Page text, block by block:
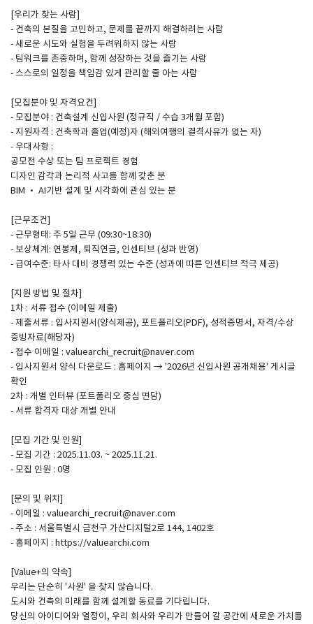
공지사항
기사문의
광고문의
Contact
[우리가 찾는 사람]
- 건축의 본질을 고민하고, 문제를 끝까지 해결하려는 사람
- 새로운 시도와 실험을 두려워하지 않는 사람
- 팀워크를 존중하며, 함께 성장하는 것을 즐기는 사람
- 스스로의 일정을 책임감 있게 관리할 줄 아는 사람
[모집분야 및 자격요건]
- 모집분야 : 건축설계 신입사원 (정규직 / 수습 3개월 포함)
- 지원자격 : 건축학과 졸업(예정)자 (해외여행의 결격사유가 없는 자)
- 우대사항 :
공모전 수상 또는 팀 프로젝트 경험
디자인 감각과 논리적 사고를 함께 갖춘 분
BIM · AI기반 설계 및 시각화에 관심 있는 분
[근무조건]
- 근무형태: 주 5일 근무 (09:30~18:30)
- 보상체계: 연봉제, 퇴직연금, 인센티브 (성과 반영)
- 급여수준: 타사 대비 경쟁력 있는 수준 (성과에 따른 인센티브 적극 제공)
[지원 방법 및 절차]
1차 : 서류 접수 (이메일 제출)
- 제출서류 : 입사지원서(양식제공), 포트폴리오(PDF), 성적증명서, 자격/수상
증빙자료(해당자)
- 접수 이메일 : valuearchi_recruit@naver.com
- 입사지원서 양식 다운로드 : 홈페이지 → '2026년 신입사원 공개채용' 게시글
확인
2차 : 개별 인터뷰 (포트폴리오 중심 면담)
- 서류 합격자 대상 개별 안내
[모집 기간 및 인원]
- 모집 기간 : 2025.11.03. ~ 2025.11.21.
- 모집 인원 : 0명
[문의 및 위치]
- 이메일 : valuearchi_recruit@naver.com
- 주소 : 서울특별시 금천구 가산디지털2로 144, 1402호
- 홈페이지 : https://valuearchi.com
[Value+의 약속]
우리는 단순히 '사원' 을 찾지 않습니다.
도시와 건축의 미래를 함께 설계할 동료를 기다립니다.
당신의 아이디어와 열정이, 우리 회사와 우리가 만들어 갈 공간에 새로운 가치를